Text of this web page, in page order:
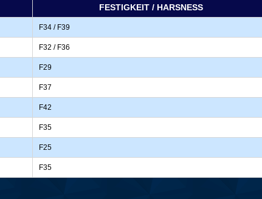
FESTIGKEIT / HARSNESS
F34 / F39
F32 / F36
F29
F37
F42
F35
F25
F35